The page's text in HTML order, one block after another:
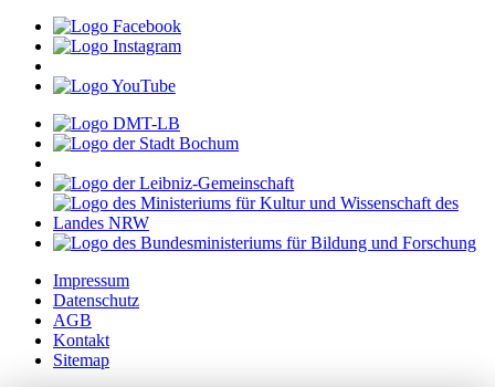
Impressum
Datenschutz
AGB
Kontakt
Sitemap